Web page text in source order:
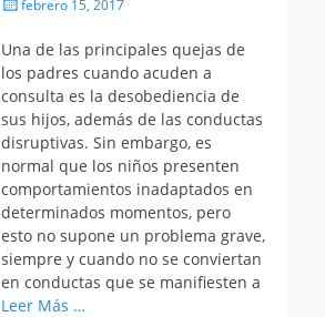
febrero 15, 2017
Una de las principales quejas de
los padres cuando acuden a
consulta es la desobediencia de
sus hijos, además de las conductas
disruptivas. Sin embargo, es
normal que los niños presenten
comportamientos inadaptados en
determinados momentos, pero
esto no supone un problema grave,
siempre y cuando no se conviertan
en conductas que se manifiesten a
Leer Más …